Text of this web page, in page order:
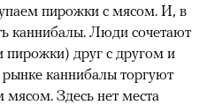
пирожки с мясом. И, в
каннибалы. Люди сочетают
пирожки) друг с другом и
рынке каннибалы торгуют
Здесь нет места